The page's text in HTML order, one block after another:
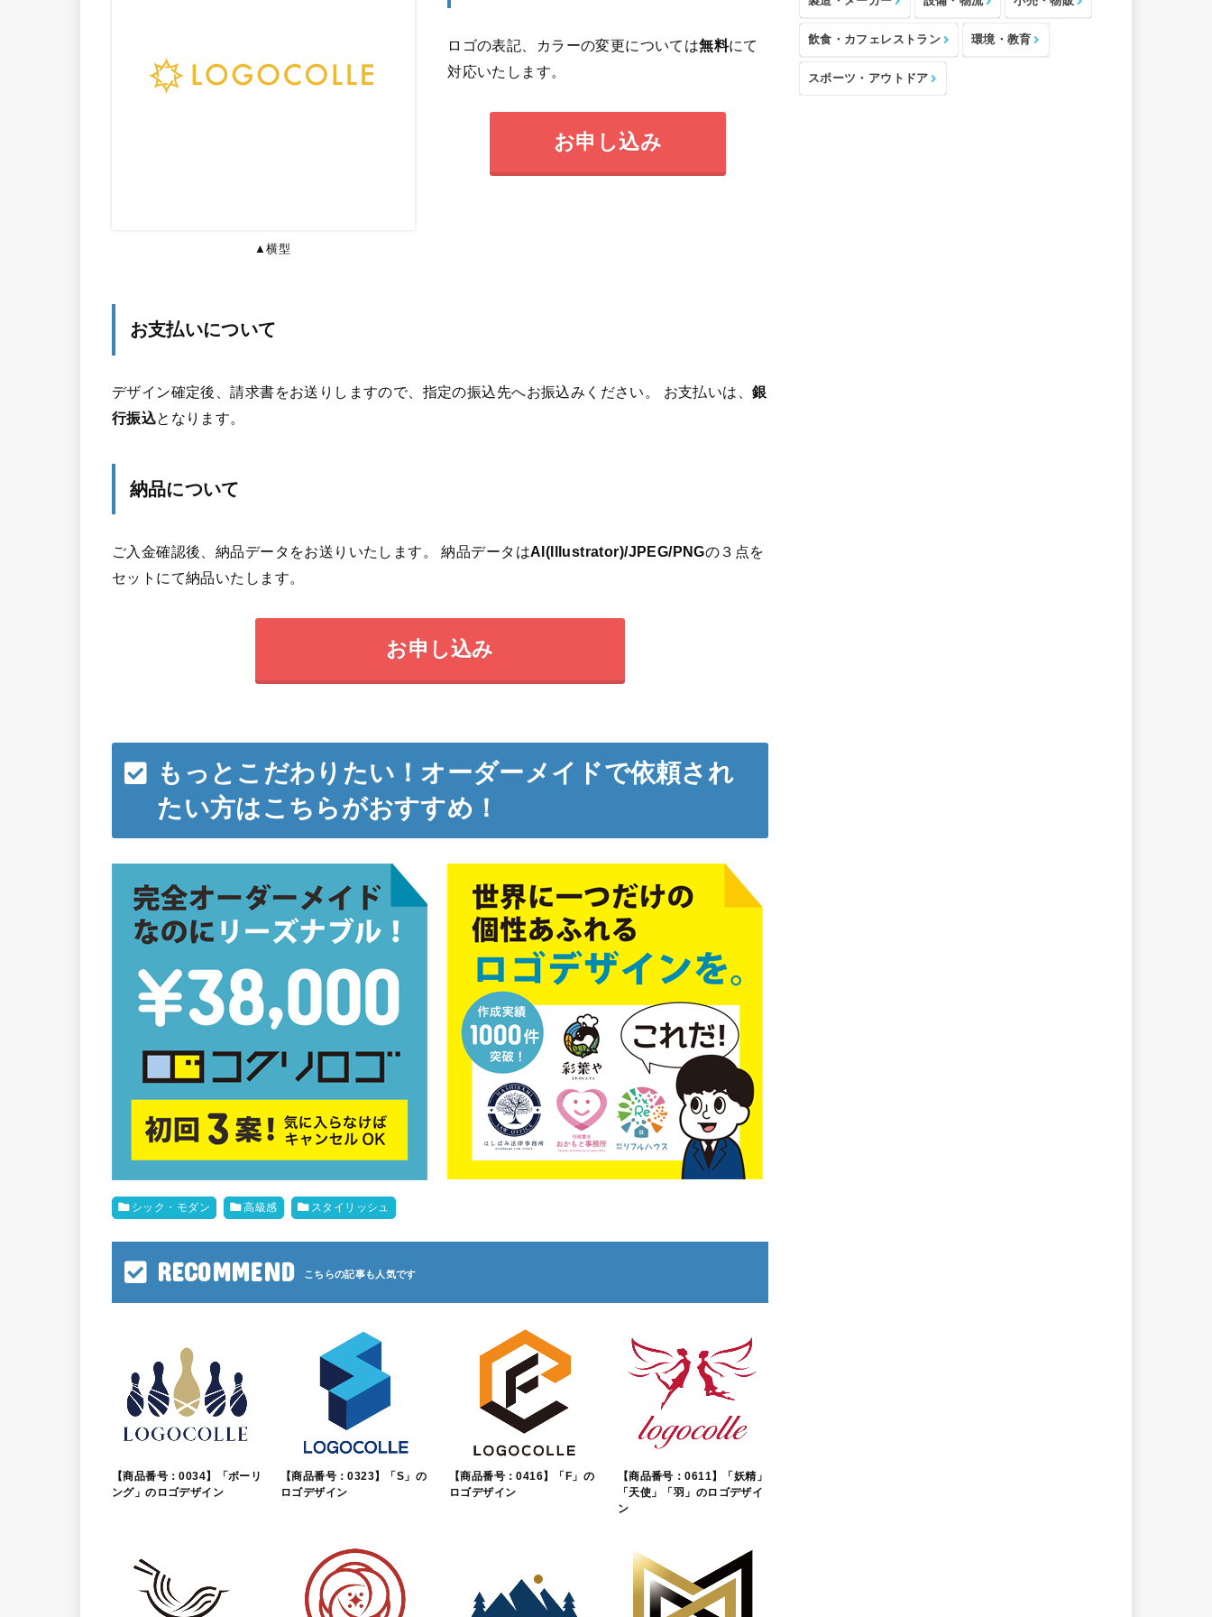
▲横型
ロゴの表記、カラーの変更については無料にて
対応いたします。
お申し込み
お支払いについて
デザイン確定後、請求書をお送りしますので、指定の振込先へお振込みください。 お支払いは、銀
行振込となります。
納品について
ご入金確認後、納品データをお送りいたします。 納品データはAI(Illustrator)/JPEG/PNGの３点を
セットにて納品いたします。
お申し込み
もっとこだわりたい！オーダーメイドで依頼され
たい方はこちらがおすすめ！
シック・モダン 高級感 スタイリッシュ
RECOMMEND
【商品番号：0034】「ボーリ
ング」のロゴデザイン
【商品番号：0323】「S」の
ロゴデザイン
【商品番号：0416】「F」の
ロゴデザイン
【商品番号：0611】「妖精」
「天使」「羽」のロゴデザイ
ン
飲食・カフェレストラン 環境・教育
スポーツ・アウトドア